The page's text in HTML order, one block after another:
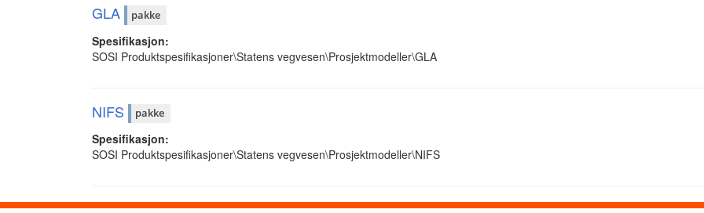
GLA pakke
Spesifikasjon:
SOSI Produktspesifikasjoner\Statens vegvesen\Prosjektmodeller\GLA
NIFS pakke
Spesifikasjon:
SOSI Produktspesifikasjoner\Statens vegvesen\Prosjektmodeller\NIFS